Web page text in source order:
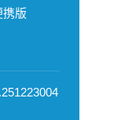
携版